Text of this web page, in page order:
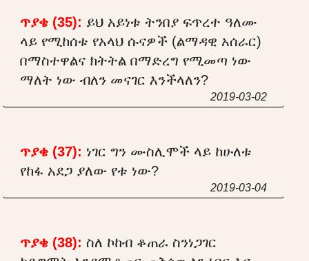
ጥያቄ (35): ይህ አይነቱ ትንበያ ፍጥረተ ዓለሙ
ላይ የሚከሰቱ የአላህ ሱናዎች (ልማዳዊ አሰራር)
በማስተዋልና ክትትል በማድረግ የሚመጣ ነው
ማለት ነው ብለን መናገር እንችላለን?
2019-03-02
ጥያቄ (37): ነገር ግን ሙስሊሞች ላይ ከሁለቱ
የከፋ አደጋ ያለው የቱ ነው?
2019-03-04
ጥያቄ (38): ስለ ኮከብ ቆጠራ ስንነጋገር